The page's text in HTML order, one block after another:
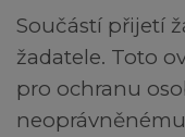
Součástí přijetí
žadatele. Toto
pro ochranu